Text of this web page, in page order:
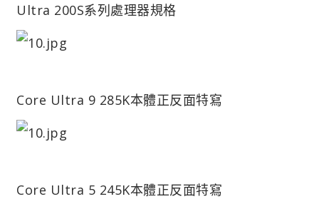
Ultra 200S系列處理器規格
Core Ultra 9 285K本體正反面特寫
Core Ultra 5 245K本體正反面特寫